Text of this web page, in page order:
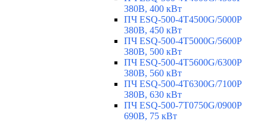
380В, 400 кВт
ПЧ ESQ-500-4T4500G/5000P
380В, 450 кВт
ПЧ ESQ-500-4T5000G/5600P
380В, 500 кВт
ПЧ ESQ-500-4T5600G/6300P
380В, 560 кВт
ПЧ ESQ-500-4T6300G/7100P
380В, 630 кВт
ПЧ ESQ-500-7T0750G/0900P
690В, 75 кВт